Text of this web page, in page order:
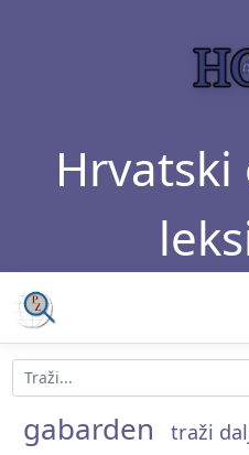
gabarden traži